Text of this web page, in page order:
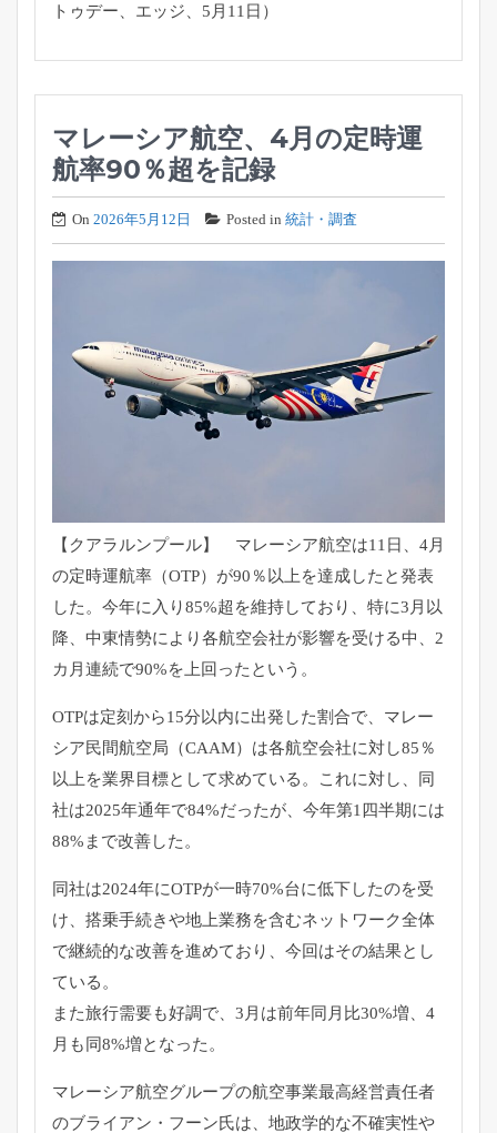
トゥデー、 エッジ、5月11日）
マレーシア航空、4月の定時運
航率90％超を記録
On 2026年5月12日 Posted in 統計・調査
【クアラルンプール】 マレーシア航空は11日、4月
の定時運航率（OTP）が90％ 以上を達成したと発表
した。今年に入り85%超を維持しており、 特に3月以
降、中東情勢により各航空会社が影響を受ける中、 2
カ月連続で90%を上回ったという。
OTPは定刻から15分以内に出発した割合で、 マレー
シア民間航空局（CAAM）は各航空会社に対し85％
以上を業界目標として求めている。これに対し、 同
社は2025年通年で84%だったが、 今年第1四半期には
88%まで改善した。
同社は2024年にOTPが一時70%台に低下したのを受
け、 搭乗手続きや地上業務を含むネットワーク全体
で継続的な改善を進めており、今回はその結果とし
ている。
また旅行需要も好調で、3月は前年同月比30%増、4
月も同8%増となった。
マレーシア航空グループの航空事業最高経営責任者
のブライアン・ フーン氏は、地政学的な不確実性や